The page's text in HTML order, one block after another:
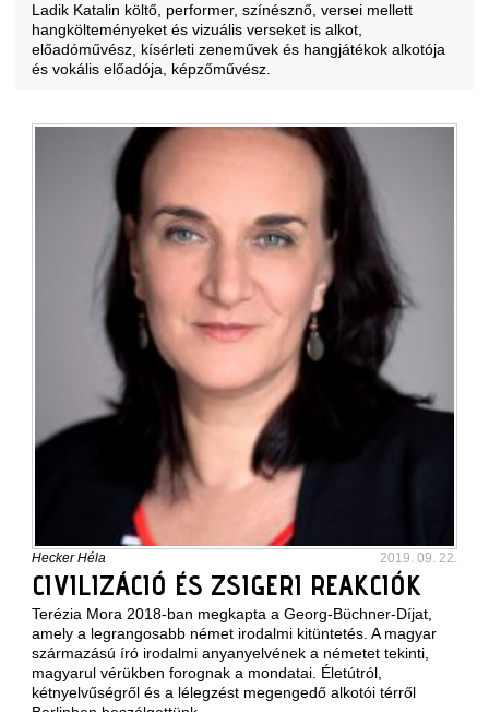
Ladik Katalin költő, performer, színésznő, versei mellett
hangkölteményeket és vizuális verseket is alkot,
előadóművész, kísérleti zeneművek és hangjátékok alkotója
és vokális előadója, képzőművész.
Hecker Héla 2019. 09. 22.
CIVILIZÁCIÓ ÉS ZSIGERI REAKCIÓK
Terézia Mora 2018-ban megkapta a Georg-Büchner-Díjat,
amely a legrangosabb német irodalmi kitüntetés. A magyar
származású író irodalmi anyanyelvének a németet tekinti,
magyarul vérükben forognak a mondatai. Életútról,
kétnyelvűségről és a lélegzést megengedő alkotói térről